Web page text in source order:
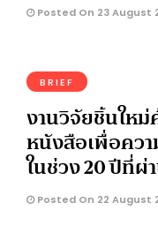
Posted On 23 August
BRIEF
งานวิจัยชิ้นใหม่
หนังสือเพื่อควา
ในช่วง 20 ปีที่ผ่
Posted On 22 August